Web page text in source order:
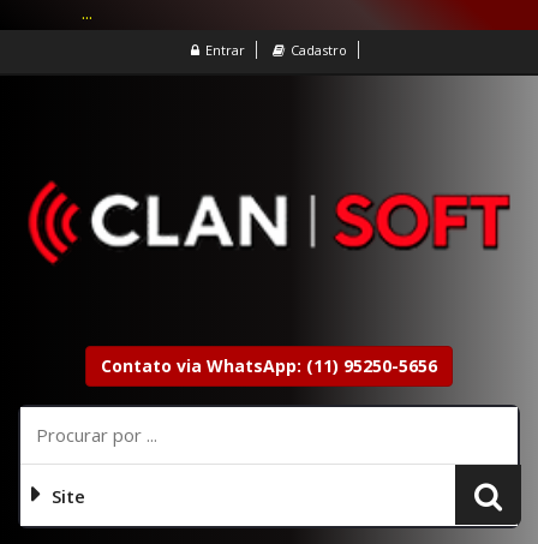
Entrar Cadastro
Contato via WhatsApp: (11) 95250-5656
Site